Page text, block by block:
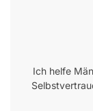
Ich helfe